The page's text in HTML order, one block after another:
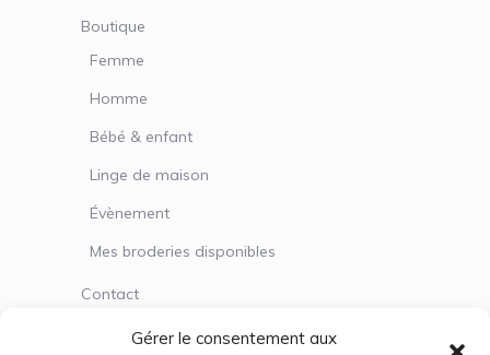
Gérer le consentement aux
Boutique
Femme
Homme
Bébé & enfant
Linge de maison
Évènement
Mes broderies disponibles
Contact